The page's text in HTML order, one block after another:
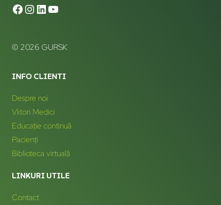
© 2026 GURSK
INFO CLIENTI
Despre noi
Viitori Medici
Educație continuă
Pacienți
Biblioteca virtuală
LINKURI UTILE
Contact